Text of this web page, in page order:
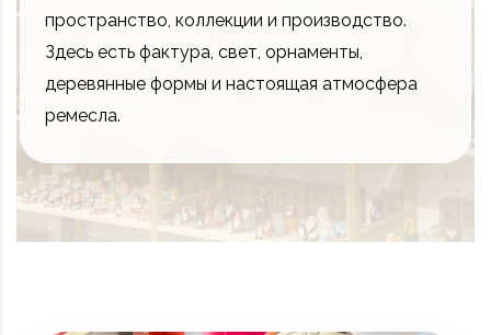
пространство, коллекции и производство.
Здесь есть фактура, свет, орнаменты,
деревянные формы и настоящая атмосфера
ремесла.